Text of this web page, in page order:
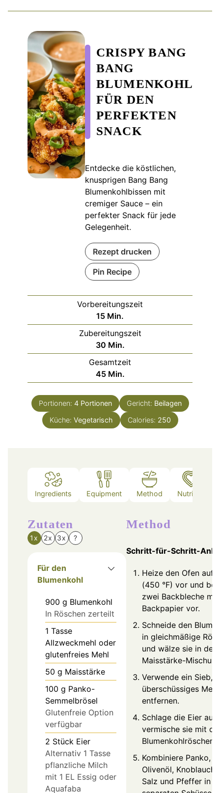
CRISPY BANG
BANG
BLUMENKOHL
FÜR DEN
PERFEKTEN
SNACK
Entdecke die köstlichen,
knusprigen Bang Bang
Blumenkohlbissen mit
cremiger Sauce – ein
perfekter Snack für jede
Gelegenheit.
Rezept drucken
Pin Recipe
Vorbereitungszeit
15Minuten
Min.
Zubereitungszeit
30Minuten
Min.
Gesamtzeit
45Minuten
Min.
Portionen: 4 Portionen Gericht: Beilagen
Küche: Vegetarisch Calories: 250
Ingredients Equipment Method Nutrition
Zutaten
1x 2x 3x ?
Für den
Blumenkohl
900 g Blumenkohl
In Röschen zerteilt
1 Tasse
Allzweckmehl oder
glutenfreies Mehl
50 g Maisstärke
100 g Panko-
Semmelbrösel
Glutenfreie Option
verfügbar
2 Stück Eier
Alternativ 1 Tasse
pflanzliche Milch
mit 1 EL Essig oder
Aquafaba
Method
Schritt-für-Schritt-
Heize den Ofen auf
(450 °F) vor und
zwei Backbleche mit
Backpapier vor.
Schneide den
in gleichmäßige
und wälze sie in der
Maisstärke-
Verwende ein Sieb,
überschüssiges
entfernen.
Schlage die Eier auf
vermische sie mit
Blumenkohlröschen.
Kombiniere Panko,
Olivenöl,
Salz und Pfeffer in